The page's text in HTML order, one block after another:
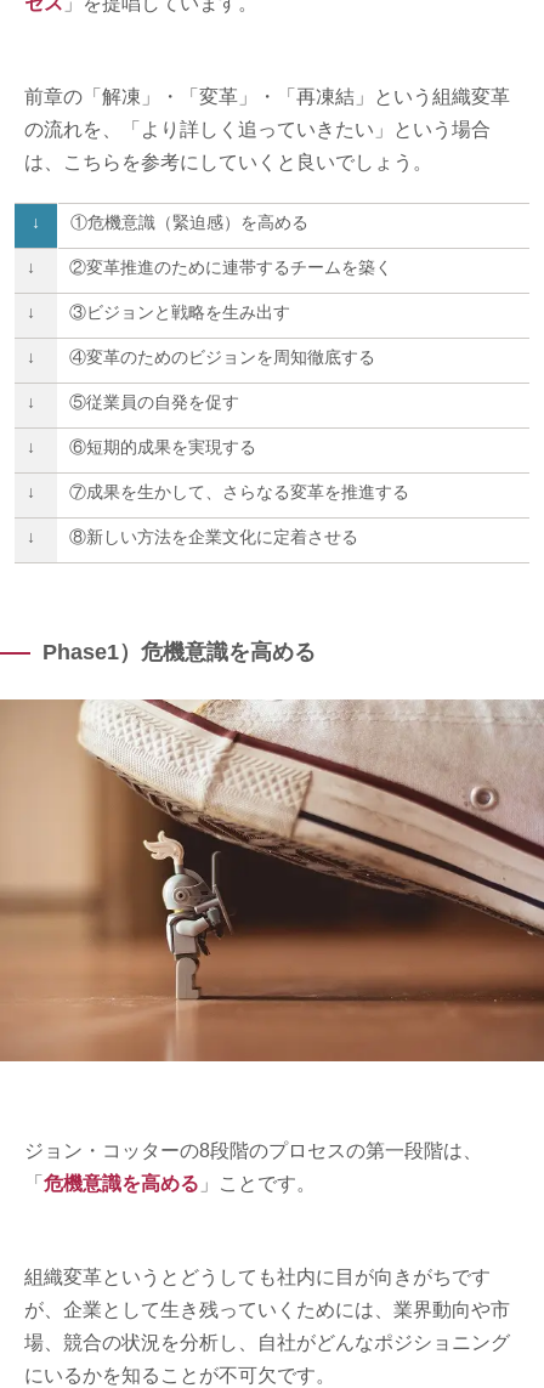
前章の「解凍」・「変革」・「再凍結」という組織変革
の流れを、「より詳しく追っていきたい」という場合
は、こちらを参考にしていくと良いでしょう。
↓ ①危機意識（緊迫感）を高める
↓ ②変革推進のために連帯するチームを築く
↓ ③ビジョンと戦略を生み出す
↓ ④変革のためのビジョンを周知徹底する
↓ ⑤従業員の自発を促す
↓ ⑥短期的成果を実現する
↓ ⑦成果を生かして、さらなる変革を推進する
↓ ⑧新しい方法を企業文化に定着させる
Phase1）危機意識を高める
ジョン・コッターの8段階のプロセスの第一段階は、
「 危機意識を高める 」ことです。
組織変革というとどうしても社内に目が向きがちです
が、企業として生き残っていくためには、業界動向や市
場、競合の状況を分析し、自社がどんなポジショニング
にいるかを知ることが不可欠です。